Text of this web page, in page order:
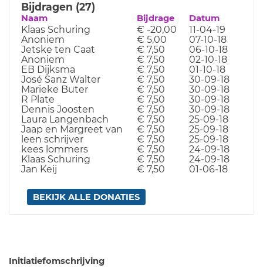
Bijdragen (27)
Naam Bijdrage Datum
Klaas Schuring € -20,00
11-04-19
Anoniem
€ 5,00
07-10-18
Jetske ten Caat
€ 7,50
06-10-18
Anoniem
€ 7,50
02-10-18
EB Dijksma
€ 7,50
01-10-18
José Sanz Walter
€ 7,50
30-09-18
Marieke Buter
€ 7,50
30-09-18
R Plate
€ 7,50
30-09-18
Dennis Joosten
€ 7,50
30-09-18
Laura Langenbach
€ 7,50
25-09-18
Jaap en Margreet van
€ 7,50
25-09-18
leen schrijver
€ 7,50
25-09-18
kees lommers
€ 7,50
24-09-18
Klaas Schuring
€ 7,50
24-09-18
Jan Keij
€ 7,50 01-06-18
BEKIJK ALLE DONATIES
Initiatiefomschrijving